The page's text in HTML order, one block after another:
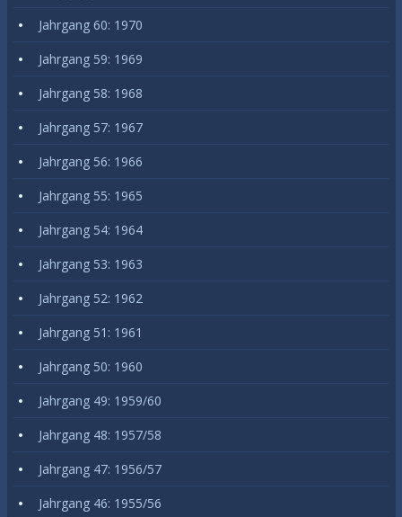
Jahrgang 60: 1970
Jahrgang 59: 1969
Jahrgang 58: 1968
Jahrgang 57: 1967
Jahrgang 56: 1966
Jahrgang 55: 1965
Jahrgang 54: 1964
Jahrgang 53: 1963
Jahrgang 52: 1962
Jahrgang 51: 1961
Jahrgang 50: 1960
Jahrgang 49: 1959/60
Jahrgang 48: 1957/58
Jahrgang 47: 1956/57
Jahrgang 46: 1955/56